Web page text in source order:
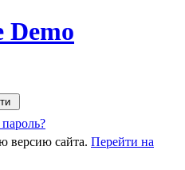
Demo
версию сайта. Перейти на